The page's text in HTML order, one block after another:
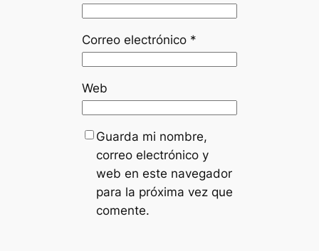
Correo electrónico *
Web
Guarda mi nombre,
correo electrónico y
web en este navegador
para la próxima vez que
comente.